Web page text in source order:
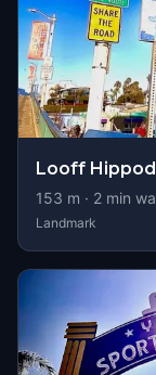
Looff
153 m · 2 min
Landmark